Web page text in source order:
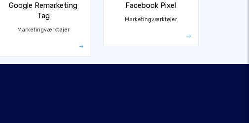
Google Remarketing
Tag
Marketingværktøjer
Facebook Pixel
Marketingværktøjer